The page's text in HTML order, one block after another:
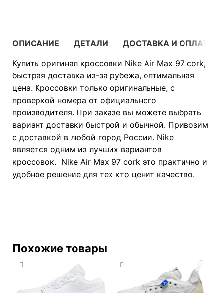
ОПИСАНИЕ ДЕТАЛИ
ДОСТАВКА И ОПЛАТА
Купить оригинал кроссовки Nike Air Max 97 cork,
быстрая доставка из-за рубежа, оптимальная
цена. Кроссовки только оригинальные, с
проверкой номера от официального
производителя. При заказе вы можете выбрать
вариант доставки быстрой и обычной. Привозим
с доставкой в любой город России. Nike
является одним из лучших вариантов
кроссовок. Nike Air Max 97 cork это практично и
удобное решение для тех кто ценит качество.
Похожие товары